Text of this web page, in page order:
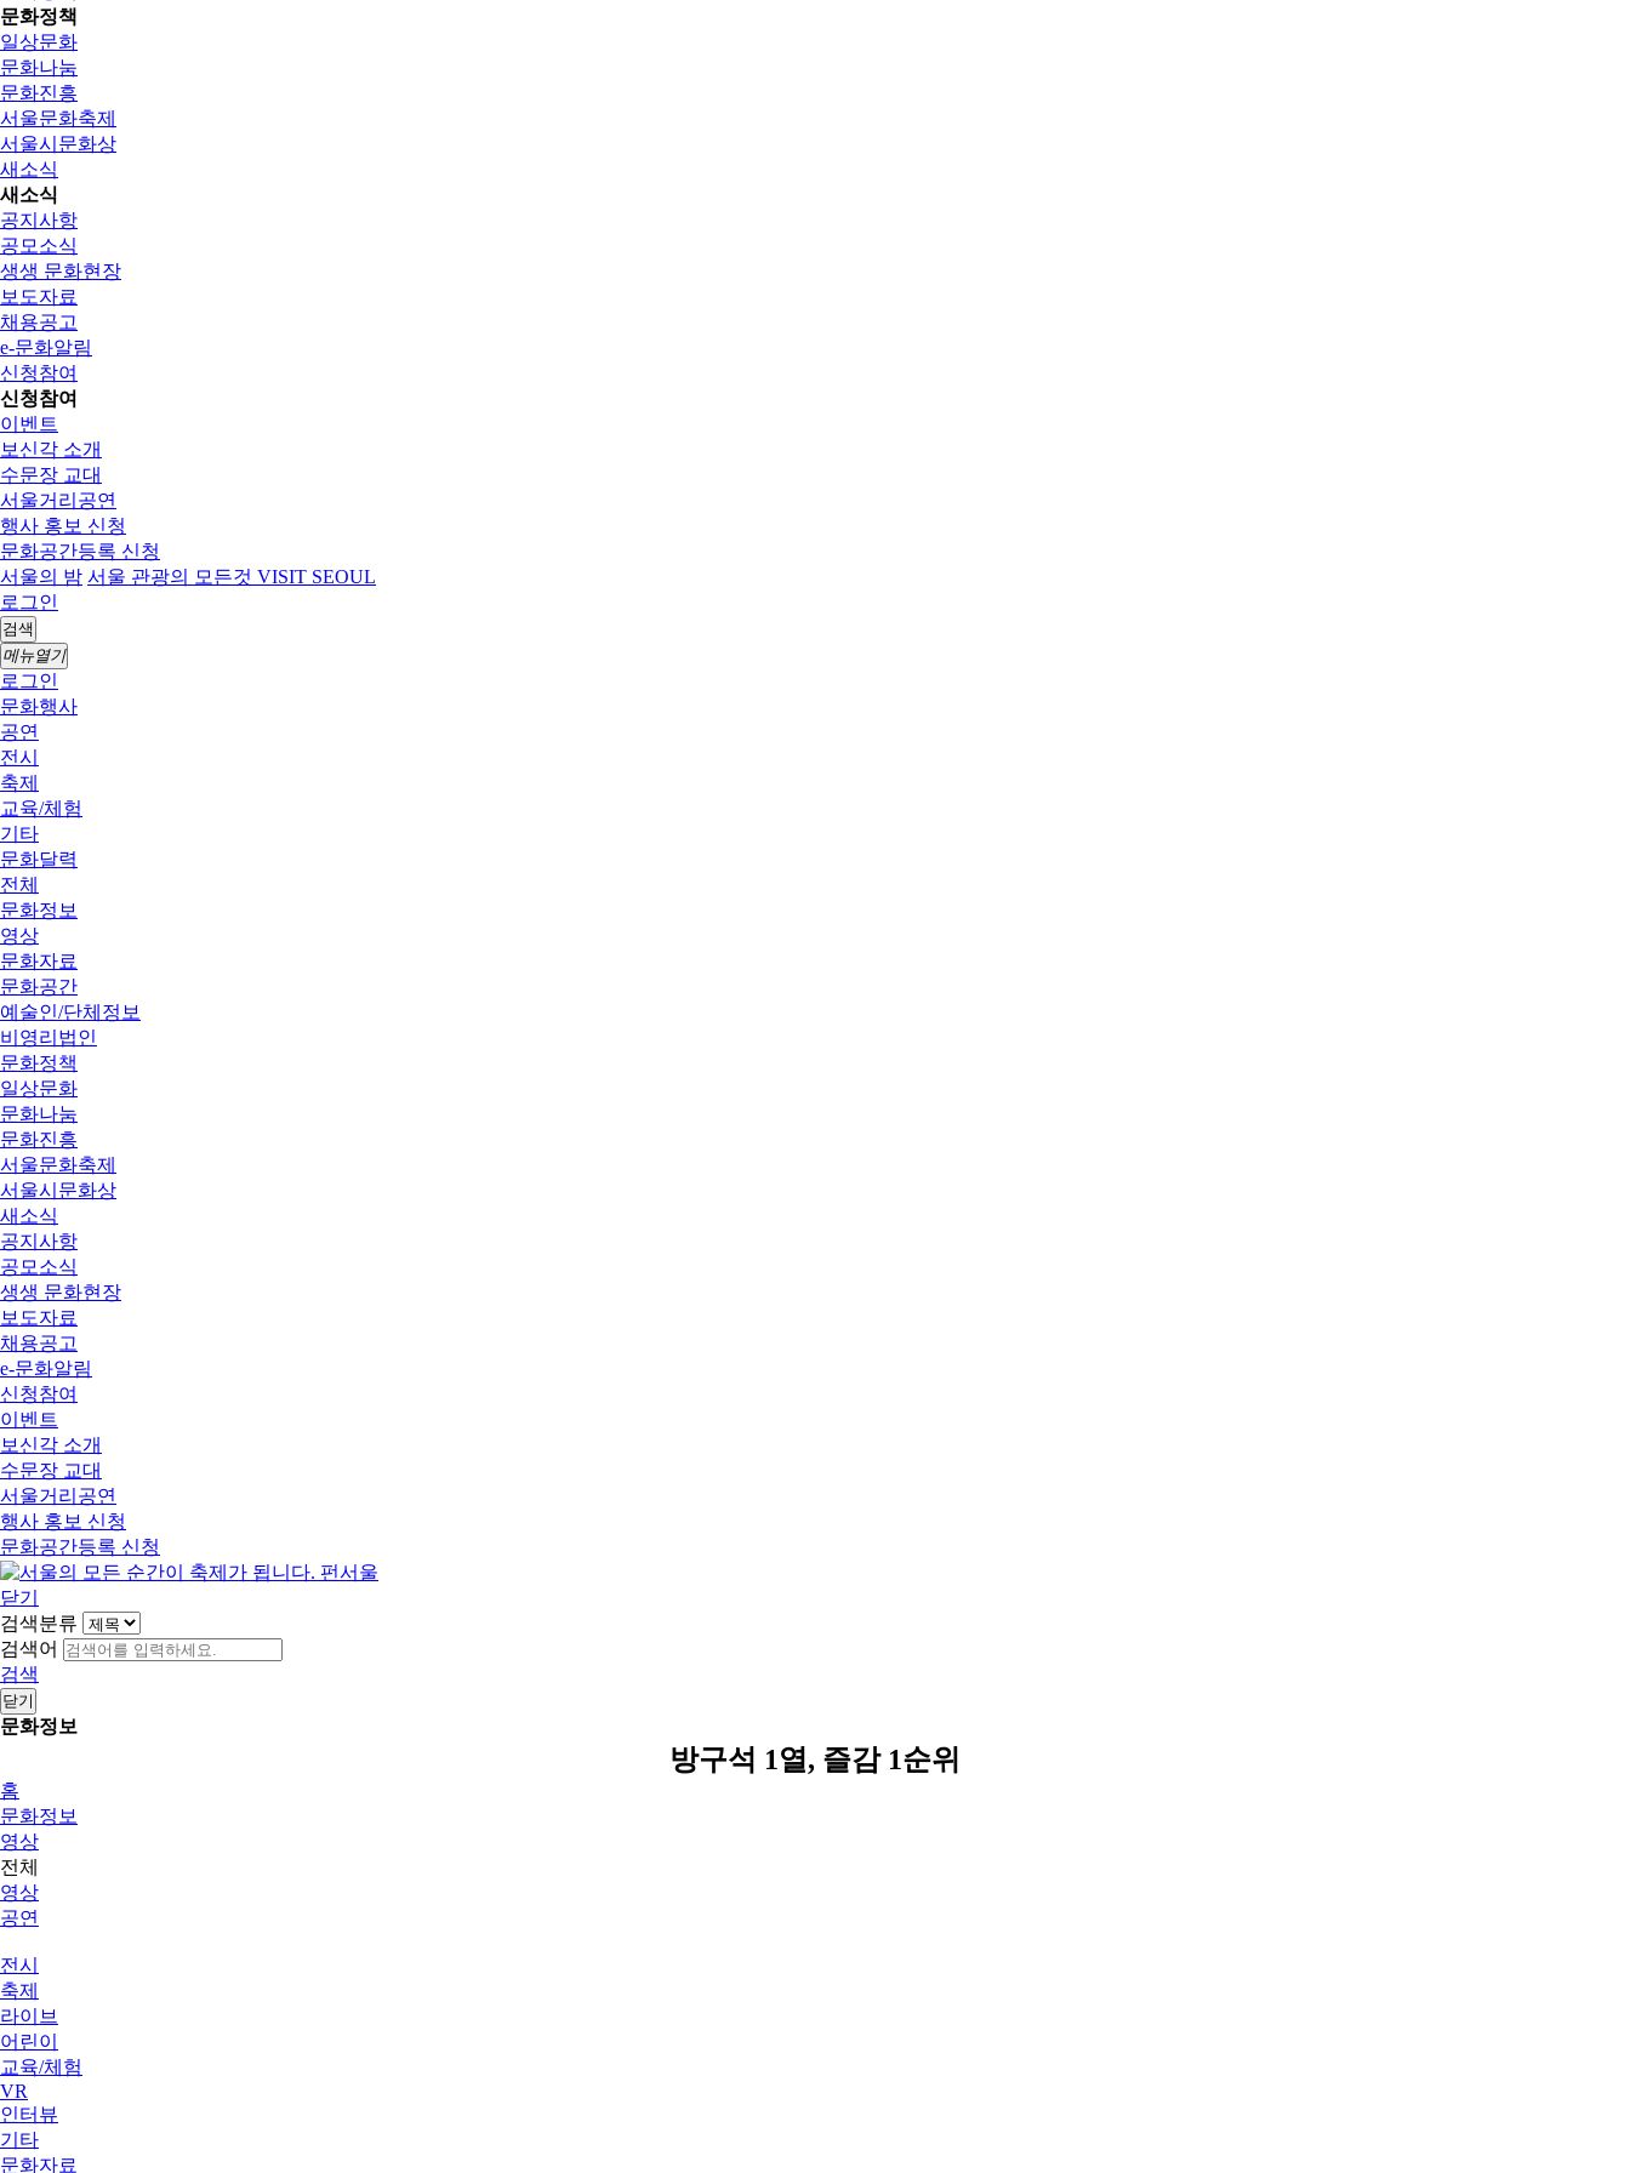
문화정책
일상문화
문화나눔
문화진흥
서울문화축제
서울시문화상
새소식
새소식
공지사항
공모소식
생생 문화현장
보도자료
채용공고
e-문화알림
신청참여
신청참여
이벤트
보신각 소개
수문장 교대
서울거리공연
행사 홍보 신청
문화공간등록 신청
서울의 밤 서울 관광의 모든것 VISIT SEOUL
로그인
검색
메뉴열기
로그인
문화행사
공연
전시
축제
교육/체험
기타
문화달력
전체
문화정보
영상
문화자료
문화공간
예술인/단체정보
비영리법인
문화정책
일상문화
문화나눔
문화진흥
서울문화축제
서울시문화상
새소식
공지사항
공모소식
생생 문화현장
보도자료
채용공고
e-문화알림
신청참여
이벤트
보신각 소개
수문장 교대
서울거리공연
행사 홍보 신청
문화공간등록 신청
닫기
검색분류
검색어
검색
닫기
문화정보
방구석 1열, 즐감 1순위
홈
문화정보
영상
전체
영상
공연
전시
축제
라이브
어린이
교육/체험
VR
인터뷰
기타
문화자료